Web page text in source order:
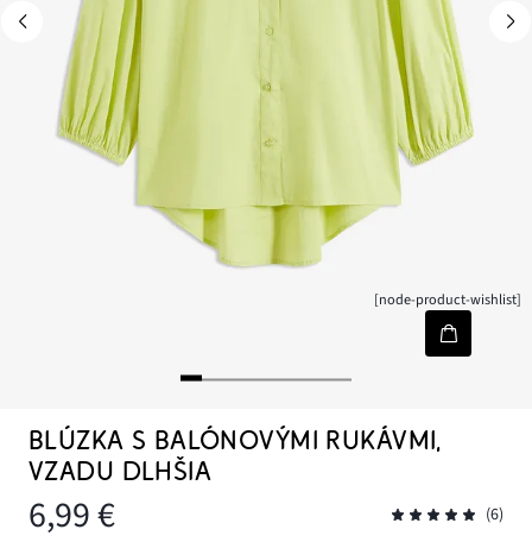
[node-product-wishlist]
BLÚZKA S BALÓNOVÝMI RUKÁVMI,
VZADU DLHŠIA
6,99 € (6)